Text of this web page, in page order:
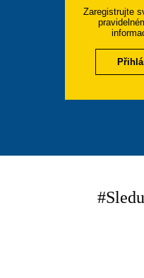
Zaregistrujte